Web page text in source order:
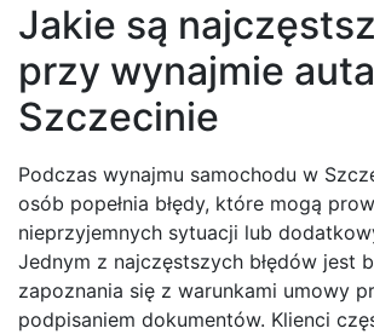
Jakie są
przy wynajmie
Szczecinie
Podczas wynajmu samochodu w
osób popełnia błędy, które mogą
nieprzyjemnych sytuacji lub
Jednym z najczęstszych błędów jest
zapoznania się z warunkami umowy
podpisaniem dokumentów. Klienci